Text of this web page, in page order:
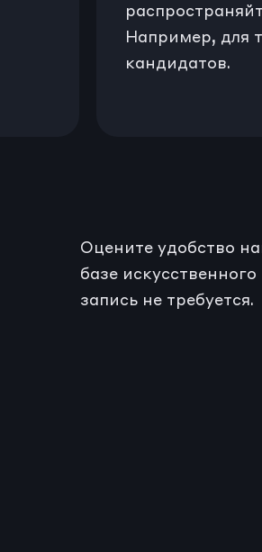
Например, для
кандидатов.
Оцените удобство
базе
запись не требуется.